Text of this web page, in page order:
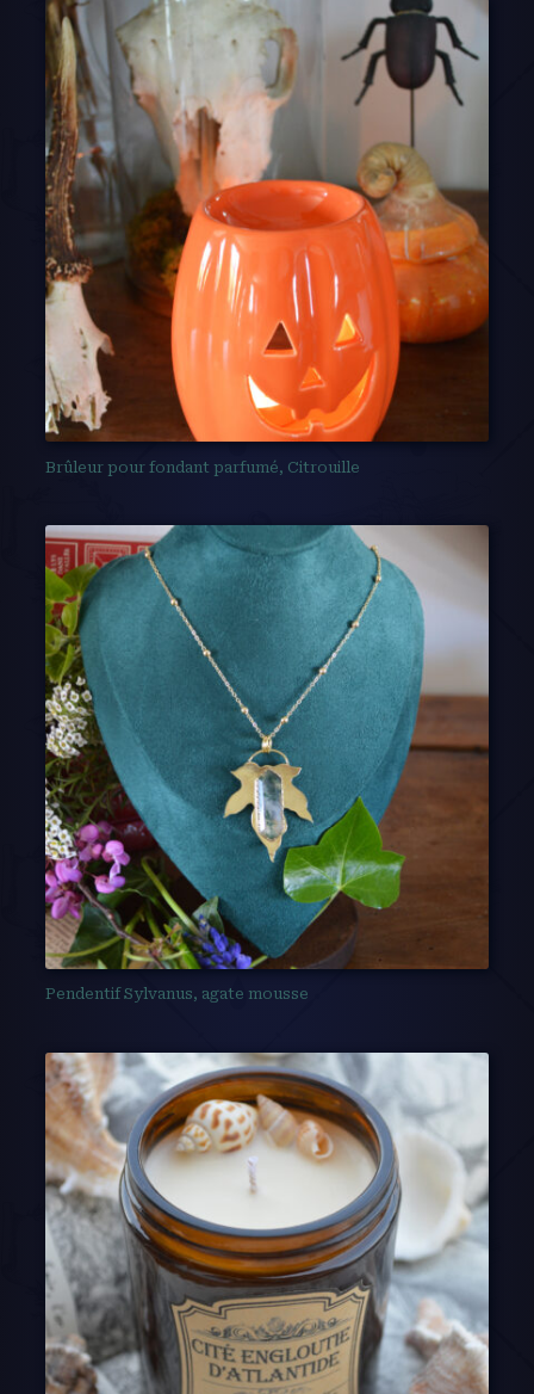
Brûleur pour fondant parfumé, Citrouille
Pendentif Sylvanus, agate mousse